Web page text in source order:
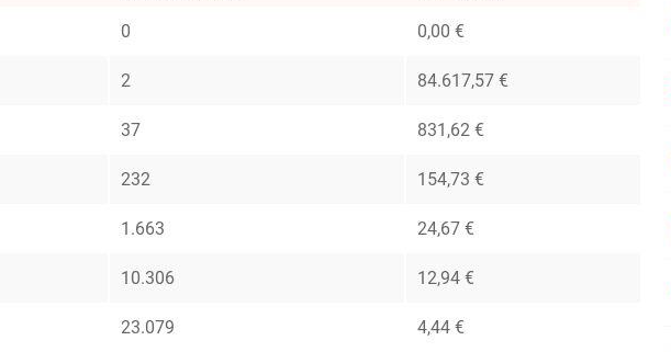
0 0,00 €
2 84.617,57 €
37 831,62 €
232 154,73 €
1.663 24,67 €
10.306 12,94 €
23.079 4,44 €